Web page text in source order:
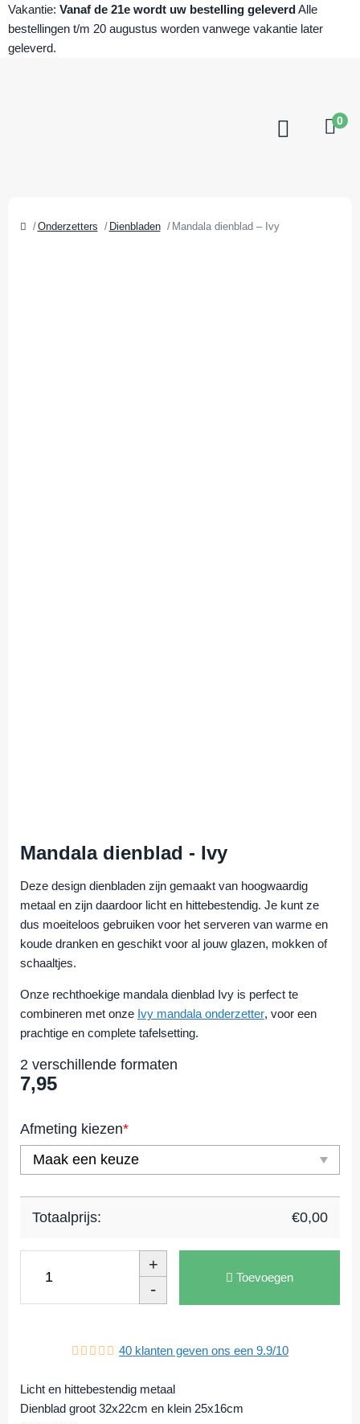
Vakantie: Vanaf de 21e wordt uw bestelling geleverdAlle
bestellingen t/m 20 augustus worden vanwege vakantie later
geleverd.
0
Onderzetters Dienbladen Mandala dienblad – Ivy
Mandala dienblad - Ivy
Deze design dienbladen zijn gemaakt van hoogwaardig
metaal en zijn daardoor licht en hittebestendig. Je kunt ze
dus moeiteloos gebruiken voor het serveren van warme en
koude dranken en geschikt voor al jouw glazen, mokken of
schaaltjes.
Onze rechthoekige mandala dienblad Ivy is perfect te
combineren met onze Ivy mandala onderzetter, voor een
prachtige en complete tafelsetting.
2 verschillende formaten
7,95
Afmeting kiezen*
Totaalprijs: €0,00
+
-
Toevoegen
40 klanten geven ons een 9.9/10
Licht en hittebestendig metaal
Dienblad groot 32x22cm en klein 25x16cm